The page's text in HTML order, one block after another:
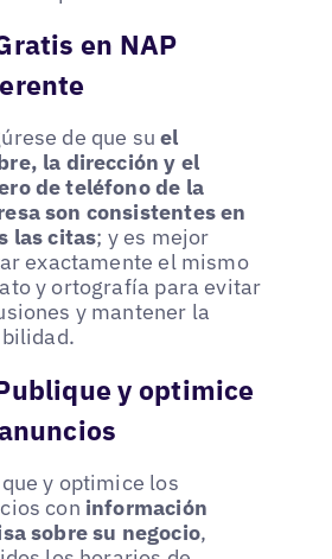
en NAP
de que suel
la dirección y el
de teléfono de la
son consistentes en
las citas; y es mejor
exactamente el mismo
y ortografía para evitar
y mantener la
y optimice
y optimice los
con información
sobre su negocio,